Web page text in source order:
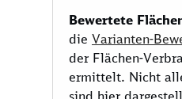
Bewertete
die Varianten-
der Flächen-
ermittelt. Nicht